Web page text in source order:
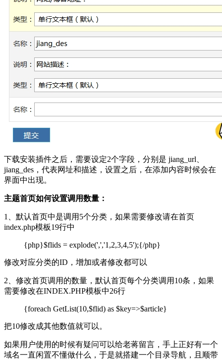
下载安装插件之后，需要设定2个字段，分别是 jiang_url、
jiang_des，代表网址和描述，设置之后，在添加内容时候会在
界面中出现。
主题首页如何设置调用数量：
1、默认首页中是调用5个分类，如果需要修改请在首页
index.php模板19行中
{php}$flids = explode(',','1,2,3,4,5');{/php}
修改对应分类的ID，增加或者修改都可以
2、修改首页调用的数量，默认首页每个分类调用10条，如果
需要修改在INDEX.PHP模板中26行
{foreach GetList(10,$flid) as $key=>$article}
把10修改成其他数值就可以。
如果用户使用的时候有疑问可以给老蒋留言，手上正好有一个
域名一直闲置不懂做什么，于是就搭建一个目录导航，且顺带